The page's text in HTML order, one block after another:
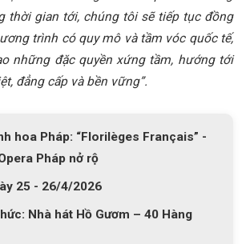
thời gian tới, chúng tôi sẽ tiếp tục đồng
trình có quy mô và tầm vóc quốc tế,
những đặc quyền xứng tầm, hướng tới
đẳng cấp và bền vững”.
hoa Pháp: “Florilèges Français” -
Pháp nở rộ
25 - 26/4/2026
Nhà hát Hồ Gươm – 40 Hàng